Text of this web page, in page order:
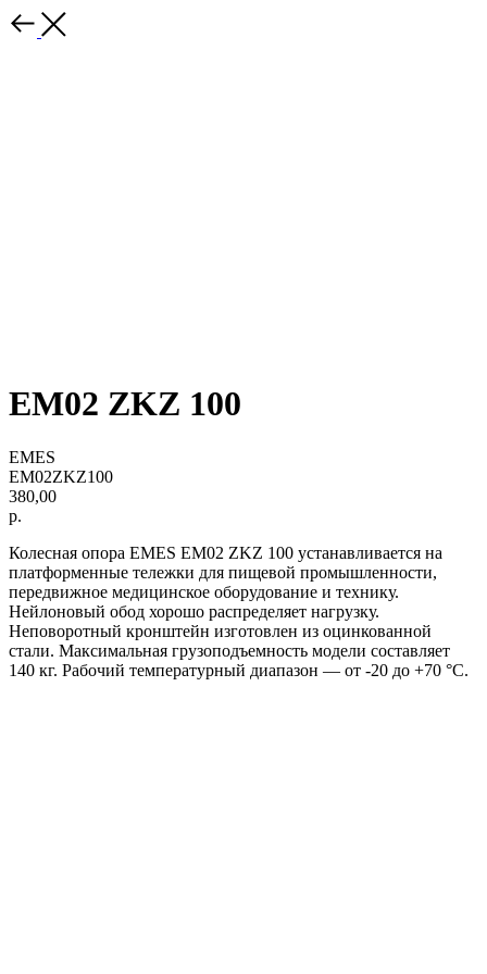
EM02 ZKZ 100
EMES
EM02ZKZ100
380,00
р.
Колесная опора EMES EM02 ZKZ 100 устанавливается на
платформенные тележки для пищевой промышленности,
передвижное медицинское оборудование и технику.
Нейлоновый обод хорошо распределяет нагрузку.
Неповоротный кронштейн изготовлен из оцинкованной
стали. Максимальная грузоподъемность модели составляет
140 кг. Рабочий температурный диапазон — от -20 до +70 °С.